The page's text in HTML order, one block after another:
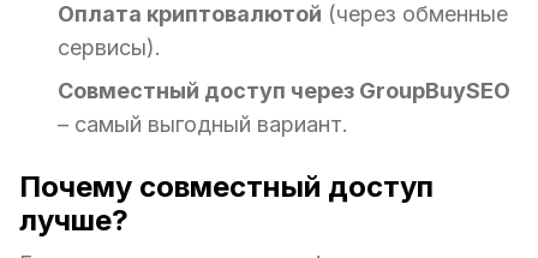
Оплата криптовалютой (через обменные
сервисы).
Совместный доступ через GroupBuySEO
– самый выгодный вариант.
Почему совместный доступ
лучше?